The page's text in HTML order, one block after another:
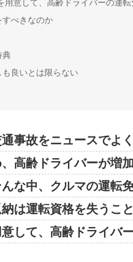
意して、高齢ドライバーの運転
べきなのか
典
良いとは限らない
事故をニュースでよ
高齢ドライバーが増
な中、クルマの運転
は運転資格を失うこ
して、高齢ドライバ